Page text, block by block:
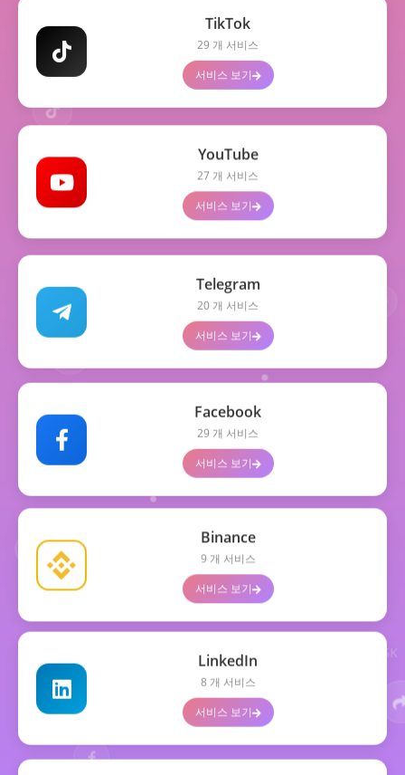
+300
TikTok
29 개 서비스
서비스 보기
YouTube
27 개 서비스
서비스 보기
Telegram
20 개 서비스
서비스 보기
Facebook
29 개 서비스
서비스 보기
Binance
9 개 서비스
서비스 보기
LinkedIn
8 개 서비스
서비스 보기